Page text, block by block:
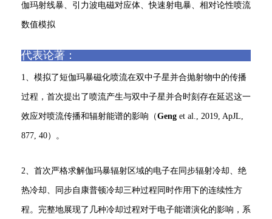
伽玛射线暴、引力波电磁对应体、快速射电暴、相对论性喷流
数值模拟
代表论著：
1、模拟了短伽玛暴磁化喷流在双中子星并合抛射物中的传播
过程，首次提出了喷流产生与双中子星并合时刻存在延迟这一
效应对喷流传播和辐射能谱的影响（Geng et al., 2019, ApJL,
877, 40）。
2、首次严格求解伽玛暴辐射区域的电子在同步辐射冷却、绝
热冷却、同步自康普顿冷却三种过程同时作用下的连续性方
程。完整地展现了几种冷却过程对于电子能谱演化的影响，系